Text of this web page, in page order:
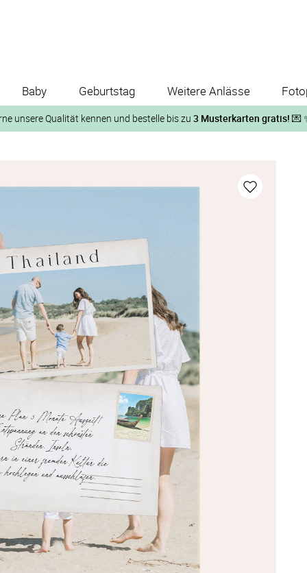
Baby Geburtstag Weitere Anlässe
unsere Qualität kennen und bestelle bis zu 3 Musterkarten gratis! 💌
auf der jeweiligen Produktseite und lasse Dir die Karten